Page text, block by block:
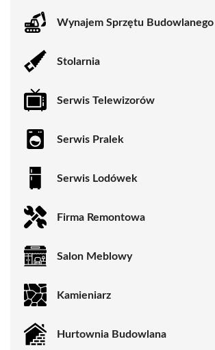
Wynajem Sprzętu Budowlanego
Stolarnia
Serwis Telewizorów
Serwis Pralek
Serwis Lodówek
Firma Remontowa
Salon Meblowy
Kamieniarz
Hurtownia Budowlana